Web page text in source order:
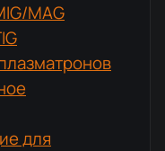
MAG
для